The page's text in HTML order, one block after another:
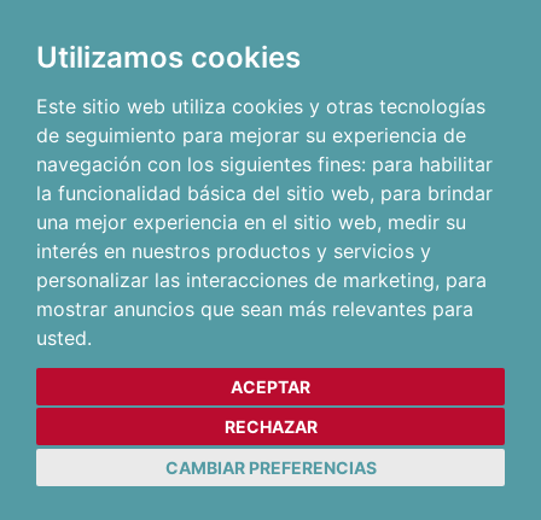
Utilizamos cookies
Este sitio web utiliza cookies y otras tecnologías
de seguimiento para mejorar su experiencia de
navegación con los siguientes fines: para habilitar
la funcionalidad básica del sitio web, para brindar
una mejor experiencia en el sitio web, medir su
interés en nuestros productos y servicios y
personalizar las interacciones de marketing, para
mostrar anuncios que sean más relevantes para
usted.
ACEPTAR
RECHAZAR
CAMBIAR PREFERENCIAS